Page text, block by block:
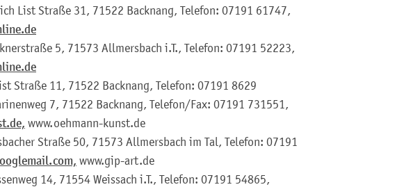
List Straße 31, 71522 Backnang, Telefon: 07191 61747,
5, 71573 Allmersbach i.T., Telefon: 07191 52223,
Straße 11, 71522 Backnang, Telefon: 07191 8629
7, 71522 Backnang, Telefon/Fax: 07191 731551,
www.oehmann-kunst.de
Straße 50, 71573 Allmersbach im Tal, Telefon: 07191
www.gip-art.de
14, 71554 Weissach i.T., Telefon: 07191 54865,